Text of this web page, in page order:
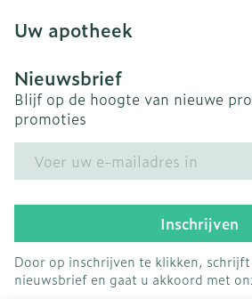
Uw apotheek
Nieuwsbrief
Blijf op de hoogte van nieuwe
promoties
Inschrijven
Door op inschrijven te klikken,
nieuwsbrief en gaat u akkoord met